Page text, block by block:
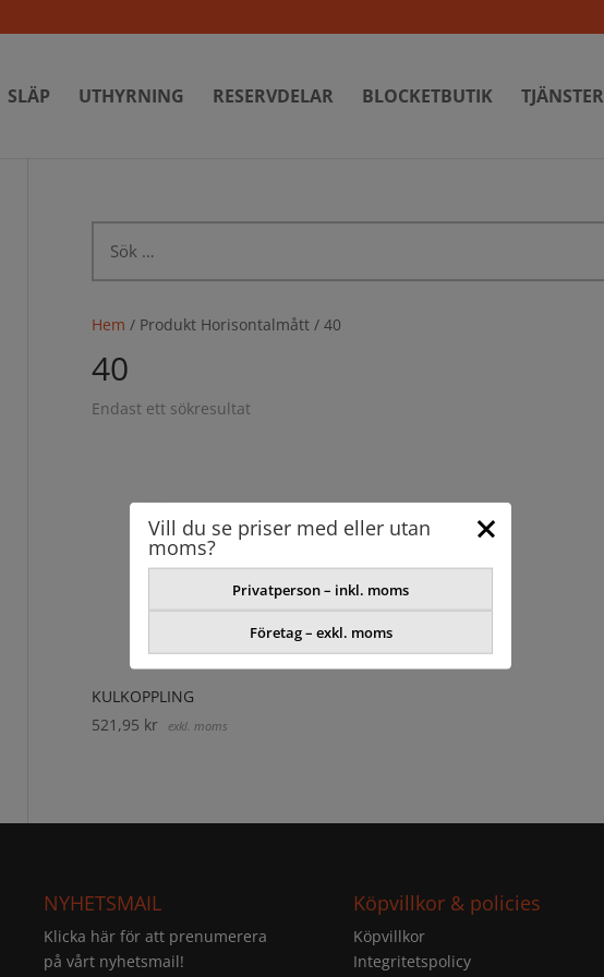
SLÄP UTHYRNING RESERVDELAR BLOCKETBUTIK TJÄNSTER
efter:
Hem / Produkt Horisontalmått / 40
40
Endast ett sökresultat
KULKOPPLING
521,95 kr exkl. moms
NYHETSMAIL
Klicka här för att prenumerera
på vårt nyhetsmail!
Köpvillkor & policies
Köpvillkor
Integritetspolicy
Vill du se priser med eller utan
moms?
Privatperson – inkl. moms
Företag – exkl. moms